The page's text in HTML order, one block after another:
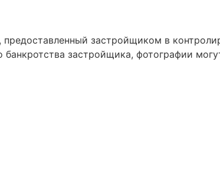
предоставленный застройщиком в
застройщика, фотографии